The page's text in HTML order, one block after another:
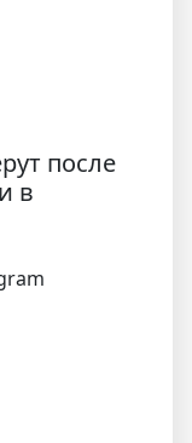
после
в